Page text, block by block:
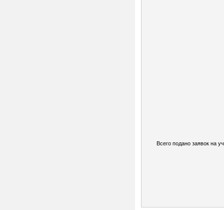
Всего подано заявок на